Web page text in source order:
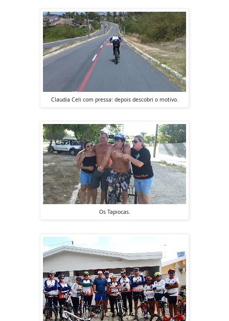
Claudia Celi com pressa: depois descobri o motivo.
Os Tapiocas.